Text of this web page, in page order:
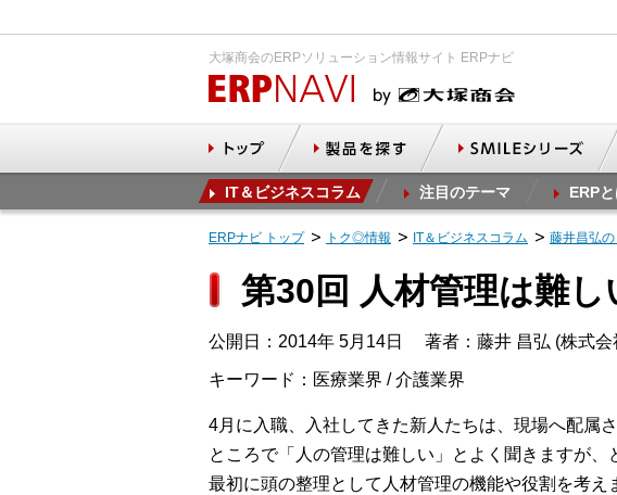
大塚商会のERPソリューション情報サイト ERPナビ
IT＆ビジネスコラム 注目のテーマ ERP
ERPナビ トップ トク◎情報 IT＆ビジネスコラム 藤井昌弘の
第30回 人材管理は難し
公開日：2014年 5月14日 著者：藤井 昌弘 (株式
キーワード：医療業界 / 介護業界
4月に入職、入社してきた新人たちは、現場へ配属
ところで「人の管理は難しい」とよく聞きますが、
最初に頭の整理として人材管理の機能や役割を考